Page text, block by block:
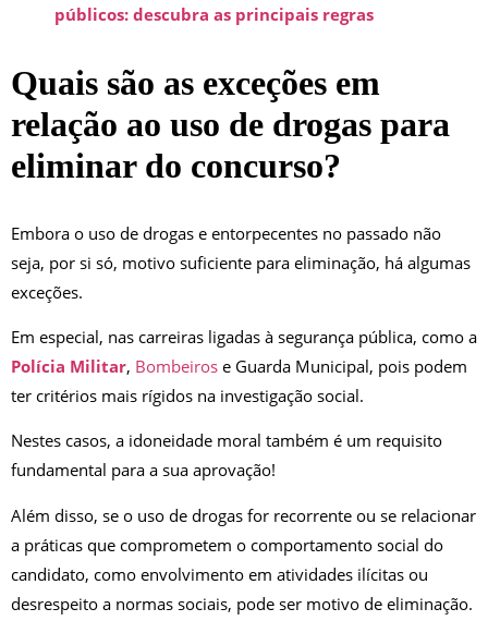
públicos: descubra as principais regras
Quais são as exceções em
relação ao uso de drogas para
eliminar do concurso?
Embora o uso de drogas e entorpecentes no passado não
seja, por si só, motivo suficiente para eliminação, há algumas
exceções.
Em especial, nas carreiras ligadas à segurança pública, como a
Polícia Militar, Bombeiros e Guarda Municipal, pois podem
ter critérios mais rígidos na investigação social.
Nestes casos, a idoneidade moral também é um requisito
fundamental para a sua aprovação!
Além disso, se o uso de drogas for recorrente ou se relacionar
a práticas que comprometem o comportamento social do
candidato, como envolvimento em atividades ilícitas ou
desrespeito a normas sociais, pode ser motivo de eliminação.